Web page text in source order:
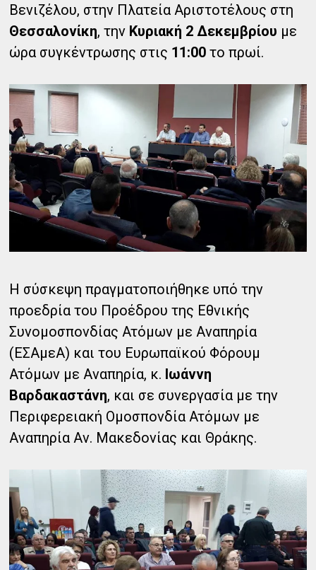
Βενιζέλου, στην Πλατεία Αριστοτέλους στη
Θεσσαλονίκη, την Κυριακή 2 Δεκεμβρίου με
ώρα συγκέντρωσης στις 11:00 το πρωί.
Η σύσκεψη πραγματοποιήθηκε υπό την
προεδρία του Προέδρου της Εθνικής
Συνομοσπονδίας Ατόμων με Αναπηρία
(ΕΣΑμεΑ) και του Ευρωπαϊκού Φόρουμ
Ατόμων με Αναπηρία, κ. Ιωάννη
Βαρδακαστάνη, και σε συνεργασία με την
Περιφερειακή Ομοσπονδία Ατόμων με
Αναπηρία Αν. Μακεδονίας και Θράκης.